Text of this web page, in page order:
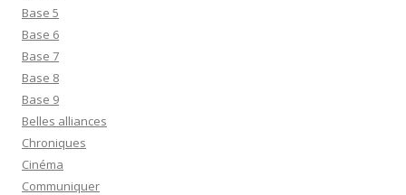
Base 5
Base 6
Base 7
Base 8
Base 9
Belles alliances
Chroniques
Cinéma
Communiquer